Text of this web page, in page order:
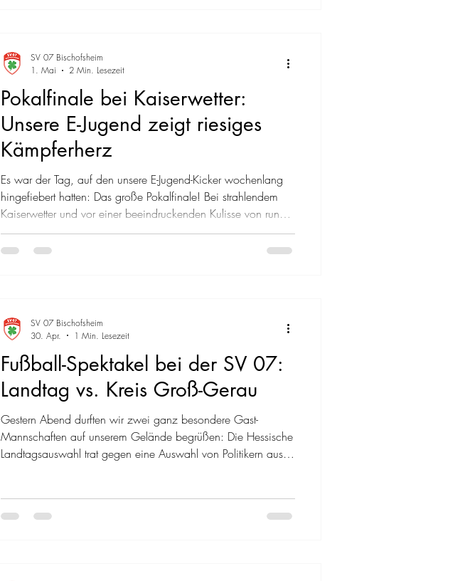
Pokalfinale bei Kaiserwetter:
Unsere E-Jugend zeigt riesiges
Kämpferherz
Es war der Tag, auf den unsere E-Jugend-Kicker wochenlang
hingefiebert hatten: Das große Pokalfinale! Bei strahlendem
Kaiserwetter und vor einer beeindruckenden Kulisse von rund
100 Zuschauern verwandelte sich der neutrale Platz in
Nauheim in eine echte Derby-Arena. Für unsere E1 war allein
Seiten starteten
SV 07 Bischofsheim
1. Mai
2 Min. Lesezeit
Fußball-Spektakel bei der SV 07:
Landtag vs. Kreis Groß-Gerau
Gestern Abend durften wir zwei ganz besondere Gast-
Mannschaften auf unserem Gelände begrüßen: Die Hessische
Landtagsauswahl trat gegen eine Auswahl von Politikern aus
Spielern unserer B-Jugend aufgefüllt. Es entwickelte sich ein
packender Schlagabtausch. Die Kreis-Auswahl startete furios
SV 07 Bischofsheim
30. Apr.
1 Min. Lesezeit